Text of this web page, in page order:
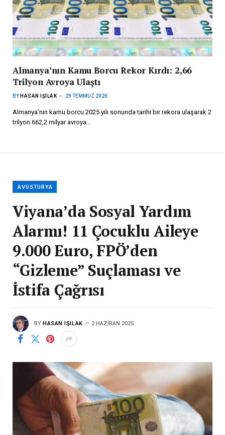
Almanya’nın Kamu Borcu Rekor Kırdı: 2,66
Trilyon Avroya Ulaştı
BY HASAN IŞILAK 29 TEMMUZ 2026
Almanya’nın kamu borcu 2025 yılı sonunda tarihi bir rekora ulaşarak 2
trilyon 662,2 milyar avroya…
AVUSTURYA
Viyana’da Sosyal Yardım
Alarmı! 11 Çocuklu Aileye
9.000 Euro, FPÖ’den
“Gizleme” Suçlaması ve
İstifa Çağrısı
BY HASAN IŞILAK 2 HAZIRAN 2025